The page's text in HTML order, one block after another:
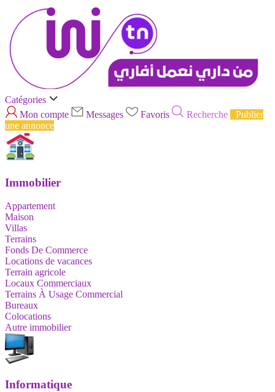
Catégories
Mon compte
Messages Favoris Recherche
Publier
une annonce
Immobilier
Appartement
Maison
Villas
Terrains
Fonds De Commerce
Locations de vacances
Terrain agricole
Locaux Commerciaux
Terrains À Usage Commercial
Bureaux
Colocations
Autre immobilier
Informatique